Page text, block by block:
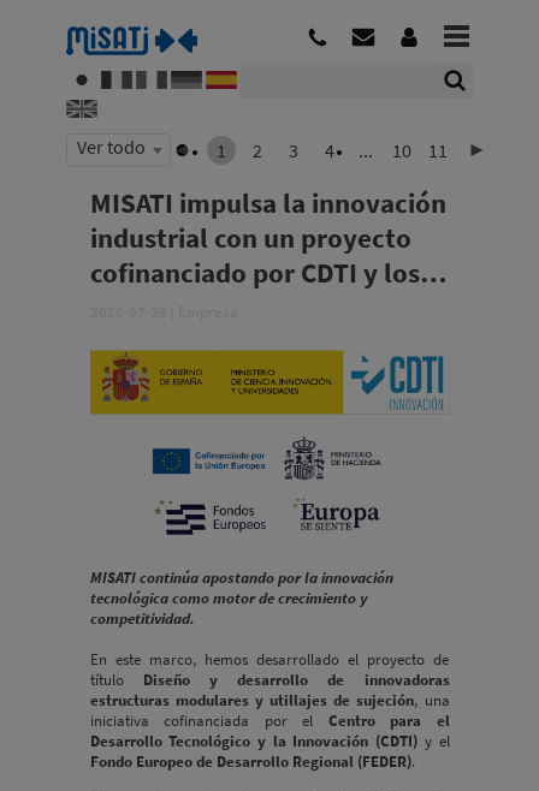
Ver todo 1 2 3 4 ... 10 11
MISATI impulsa la innovación
industrial con un proyecto
cofinanciado por CDTI y los
MISATI continúa apostando por la innovación
tecnológica como motor de crecimiento y
competitividad.
En este marco, hemos desarrollado el proyecto de
títuloDiseño y desarrollo de innovadoras
estructuras modulares y utillajes de sujeción, una
iniciativa cofinanciada por el Centro para el
Desarrollo Tecnológico y la Innovación (CDTI) y el
Fondo Europeo de Desarrollo Regional (FEDER).